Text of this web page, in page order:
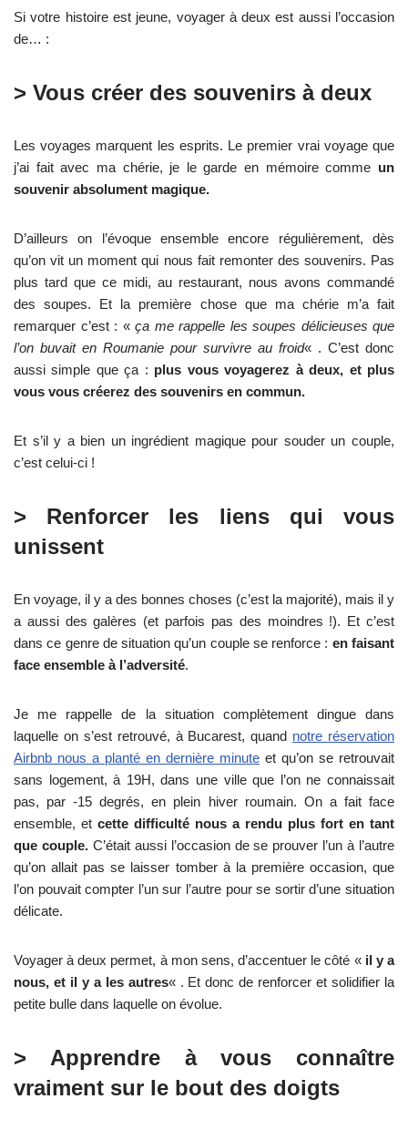
Si votre histoire est jeune, voyager à deux est aussi l’occasion
de… :
> Vous créer des souvenirs à deux
Les voyages marquent les esprits. Le premier vrai voyage que
j’ai fait avec ma chérie, je le garde en mémoire comme un
souvenir absolument magique.
D’ailleurs on l’évoque ensemble encore régulièrement, dès
qu’on vit un moment qui nous fait remonter des souvenirs. Pas
plus tard que ce midi, au restaurant, nous avons commandé
des soupes. Et la première chose que ma chérie m’a fait
remarquer c’est : « ça me rappelle les soupes délicieuses que
l’on buvait en Roumanie pour survivre au froid« . C’est donc
aussi simple que ça : plus vous voyagerez à deux, et plus
vous vous créerez des souvenirs en commun.
Et s’il y a bien un ingrédient magique pour souder un couple,
c’est celui-ci !
> Renforcer les liens qui vous
unissent
En voyage, il y a des bonnes choses (c’est la majorité), mais il y
a aussi des galères (et parfois pas des moindres !). Et c’est
dans ce genre de situation qu’un couple se renforce : en faisant
face ensemble à l’adversité.
Je me rappelle de la situation complètement dingue dans
laquelle on s’est retrouvé, à Bucarest, quand notre réservation
Airbnb nous a planté en dernière minute et qu’on se retrouvait
sans logement, à 19H, dans une ville que l’on ne connaissait
pas, par -15 degrés, en plein hiver roumain. On a fait face
ensemble, et cette difficulté nous a rendu plus fort en tant
que couple. C’était aussi l’occasion de se prouver l’un à l’autre
qu’on allait pas se laisser tomber à la première occasion, que
l’on pouvait compter l’un sur l’autre pour se sortir d’une situation
délicate.
Voyager à deux permet, à mon sens, d’accentuer le côté « il y a
nous, et il y a les autres« . Et donc de renforcer et solidifier la
petite bulle dans laquelle on évolue.
> Apprendre à vous connaître
vraiment sur le bout des doigts